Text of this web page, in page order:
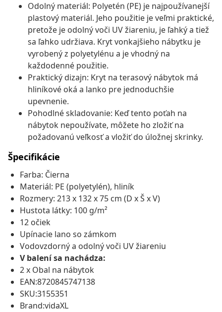
Odolný materiál: Polyetén (PE) je najpoužívanejší
plastový materiál. Jeho použitie je veľmi praktické,
pretože je odolný voči UV žiareniu, je ľahký a tiež
sa ľahko udržiava. Kryt vonkajšieho nábytku je
vyrobený z polyetylénu a je vhodný na
každodenné použitie.
Praktický dizajn: Kryt na terasový nábytok má
hliníkové oká a lanko pre jednoduchšie
upevnenie.
Pohodlné skladovanie: Keď tento poťah na
nábytok nepoužívate, môžete ho zložiť na
požadovanú veľkosť a vložiť do úložnej skrinky.
Špecifikácie
Farba: Čierna
Materiál: PE (polyetylén), hliník
Rozmery: 213 x 132 x 75 cm (D x Š x V)
Hustota látky: 100 g/m²
12 očiek
Upínacie lano so zámkom
Vodovzdorný a odolný voči UV žiareniu
V balení sa nachádza:
2 x Obal na nábytok
EAN:8720845747138
SKU:3155351
Brand:vidaXL